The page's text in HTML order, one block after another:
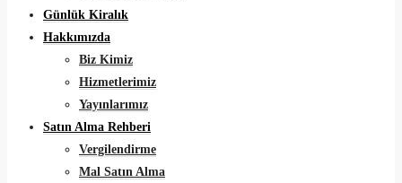
Günlük Kiralık
Hakkımızda
Biz Kimiz
Hizmetlerimiz
Yayınlarımız
Satın Alma Rehberi
Vergilendirme
Mal Satın Alma